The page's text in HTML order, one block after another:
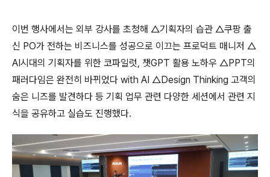
이번 행사에서는 외부 강사를 초청해 △기획자의 습관 △쿠팡 출
신 PO가 전하는 비즈니스를 성공으로 이끄는 프로덕트 매니저 △
AI시대의 기획자를 위한 코파일럿, 챗GPT 활용 노하우 △PPT의
패러다임은 완전히 바뀌었다 with AI △Design Thinking 고객의
숨은 니즈를 발견하다 등 기획 업무 관련 다양한 세션에서 관련 지
식을 공유하고 실습도 진행했다.